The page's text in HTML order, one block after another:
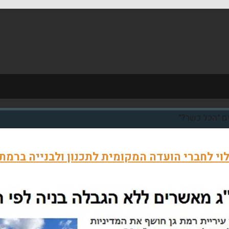
"הכל כשר?"
לחברי הועדה המקומית לתכנון ולבנייה